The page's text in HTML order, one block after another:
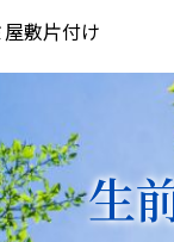
屋敷片付け
生